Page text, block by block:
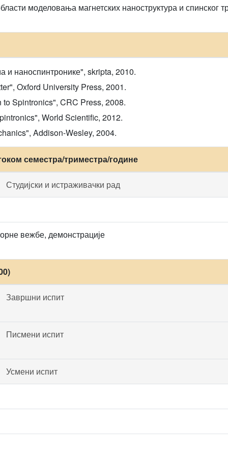
моделовања магнетских наноструктура и спинског
наноспинтронике", skripta, 2010.
Oxford University Press, 2001.
Spintronics", CRC Press, 2008.
World Scientific, 2012.
Addison-Wesley, 2004.
семестра/триместра/године
Студијски и истраживачки рад
вежбе, демонстрације
Завршни испит
Писмени испит
Усмени испит